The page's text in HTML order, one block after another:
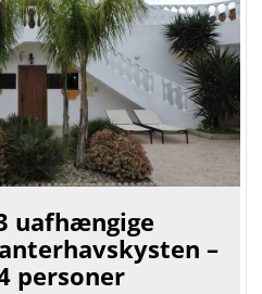
uafhængige
–
personer